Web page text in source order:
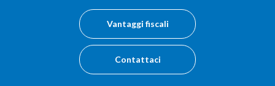
Vantaggi fiscali
Contattaci